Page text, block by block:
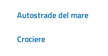
Autostrade del mare
Crociere